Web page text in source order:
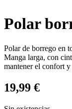
Polar
Polar de borrego en
Manga larga, con
mantener el confort
19,99 €